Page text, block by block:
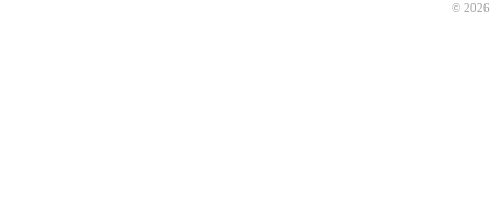
©